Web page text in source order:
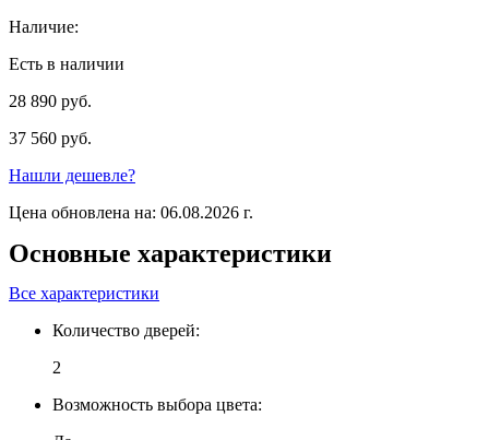
Наличие:
Есть в наличии
28 890 руб.
37 560 руб.
Нашли дешевле?
Цена обновлена на: 06.08.2026 г.
Основные характеристики
Все характеристики
Количество дверей:
2
Возможность выбора цвета: